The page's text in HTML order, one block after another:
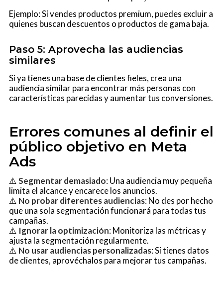
Ejemplo: Si vendes productos premium, puedes excluir a
quienes buscan descuentos o productos de gama baja.
Paso 5: Aprovecha las audiencias
similares
Si ya tienes una base de clientes fieles, crea una
audiencia similar para encontrar más personas con
características parecidas y aumentar tus conversiones.
Errores comunes al definir el
público objetivo en Meta
Ads
⚠️ Segmentar demasiado: Una audiencia muy pequeña
limita el alcance y encarece los anuncios.
⚠️ No probar diferentes audiencias: No des por hecho
que una sola segmentación funcionará para todas tus
campañas.
⚠️ Ignorar la optimización: Monitoriza las métricas y
ajusta la segmentación regularmente.
⚠️ No usar audiencias personalizadas: Si tienes datos
de clientes, aprovéchalos para mejorar tus campañas.